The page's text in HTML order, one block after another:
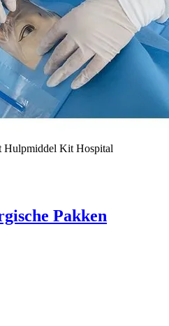
Hulpmiddel Kit Hospital
Pakken